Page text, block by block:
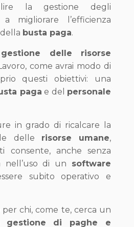
la gestione degli
migliorare l’efficienza
busta paga.
gestione delle risorse
come avrai modo di
questi obiettivi: una
paga e del personale
in grado di ricalcare la
delle risorse umane,
consente, anche senza
nell’uso di un software
subito operativo e
chi, come te, cerca un
gestione di paghe e